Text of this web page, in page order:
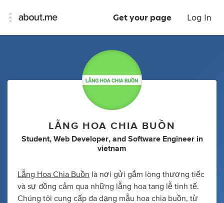
Get your page Log In
LẴNG HOA CHIA BUỒN
Student, Web Developer, and Software Engineer in
vietnam
Lẵng Hoa Chia Buồn là nơi gửi gắm lòng thương tiếc
và sự đồng cảm qua những lẵng hoa tang lễ tinh tế.
Chúng tôi cung cấp đa dạng mẫu hoa chia buồn, từ